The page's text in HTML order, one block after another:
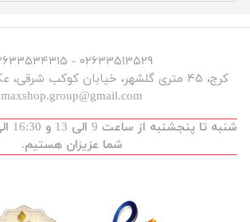
۰۲۶۳۳۵۱۳۵۲۹ - ۰۲۶۳۳۵۳۴۳۱۵
کرج، ۴۵ متری گلشهر، خیابان کوکب شرقی، عکس و فیلم مکث
maxshop.group@gmail.com
شما عزیزان هستیم.